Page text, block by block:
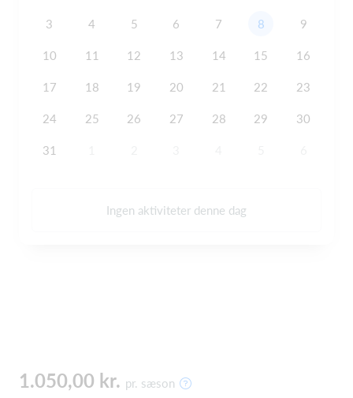
3 4 5 6 7 8 9
10 11 12 13 14 15 16
17 18 19 20 21 22 23
24 25 26 27 28 29 30
31
Ingen aktiviteter denne dag
1.050,00 kr. pr. sæson